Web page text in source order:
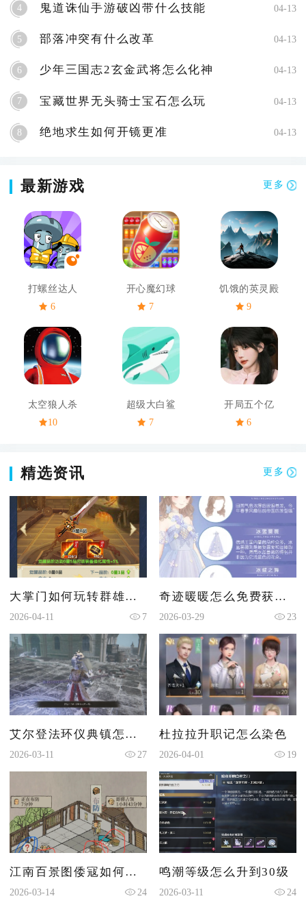
4 鬼道诛仙手游破凶带什么技能 04-13
5 部落冲突有什么改革 04-13
6 少年三国志2玄金武将怎么化神 04-13
7 宝藏世界无头骑士宝石怎么玩 04-13
8 绝地求生如何开镜更准 04-13
最新游戏 更多
打螺丝达人
6
开心魔幻球
7
饥饿的英灵殿
9
太空狼人杀
10
超级大白鲨
7
开局五个亿
6
精选资讯 更多
大掌门如何玩转群雄破阵
2026-04-11 7
奇迹暖暖怎么免费获得套装
2026-03-29 23
艾尔登法环仪典镇怎么过
2026-03-11 27
杜拉拉升职记怎么染色
2026-04-01 19
江南百景图倭寇如何布防
2026-03-14 24
鸣潮等级怎么升到30级
2026-03-11 24